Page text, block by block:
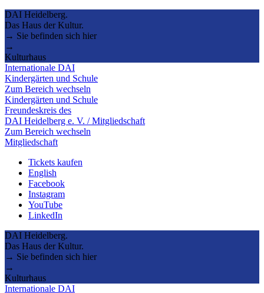
DAI Heidelberg.
Das Haus der Kultur.
→ Sie befinden sich hier
→
Kulturhaus
Internationale DAI
Kindergärten und Schule
Zum Bereich wechseln
Kindergärten und Schule
Freundeskreis des
DAI Heidelberg e. V. / Mitgliedschaft
Zum Bereich wechseln
Mitgliedschaft
Tickets kaufen
English
Facebook
Instagram
YouTube
LinkedIn
DAI Heidelberg.
Das Haus der Kultur.
→ Sie befinden sich hier
→
Kulturhaus
Internationale DAI